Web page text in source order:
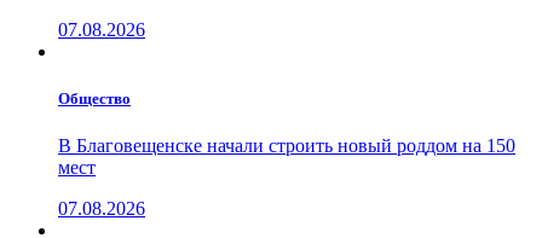
07.08.2026
Общество
В Благовещенске начали строить новый роддом на 150
мест
07.08.2026